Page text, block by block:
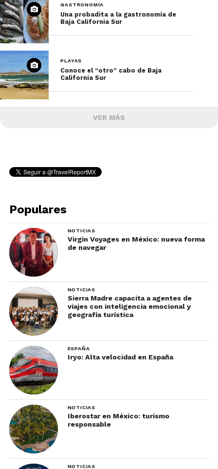
GASTRONOMÍA
Una probadita a la gastronomía de
Baja California Sur
PLAYAS
Conoce el “otro” cabo de Baja
California Sur
VER MÁS
Populares
NOTICIAS
Virgin Voyages en México: nueva forma
de navegar
NOTICIAS
Sierra Madre capacita a agentes de
viajes con inteligencia emocional y
geografía turística
ESPAÑA
Iryo: Alta velocidad en España
NOTICIAS
Iberostar en México: turismo
responsable
NOTICIAS